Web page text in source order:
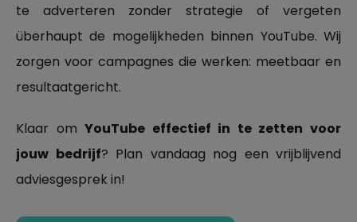
te adverteren zonder strategie of vergeten
überhaupt de mogelijkheden binnen YouTube. Wij
zorgen voor campagnes die werken: meetbaar en
resultaatgericht.
Klaar omYouTube effectief in te zetten voor
jouw bedrijf? Plan vandaag nog een vrijblijvend
adviesgesprek in!